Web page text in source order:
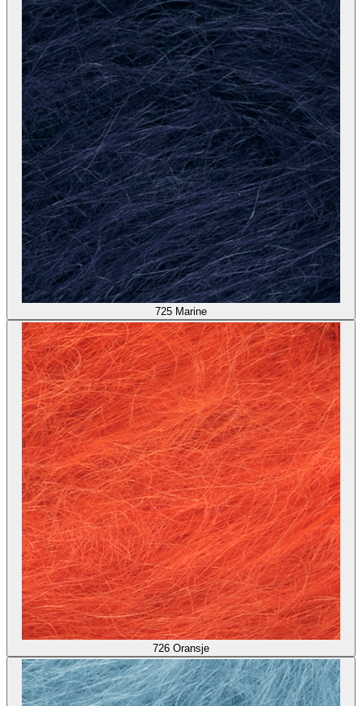
725 Marine
726 Oransje